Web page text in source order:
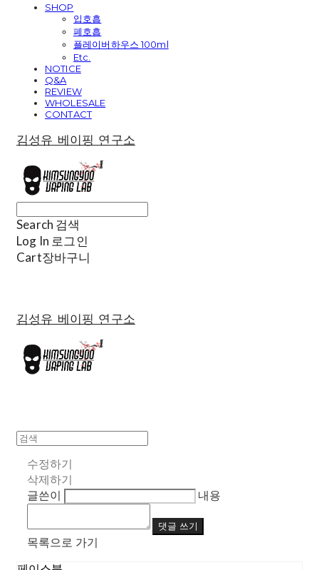
SHOP
입호흡
폐호흡
플레이버하우스 100ml
Etc.
NOTICE
Q&A
REVIEW
WHOLESALE
CONTACT
김성유 베이핑 연구소
Search 검색
Log In 로그인
Cart장바구니
김성유 베이핑 연구소
수정하기
삭제하기
글쓴이
내용
댓글 쓰기
목록으로 가기